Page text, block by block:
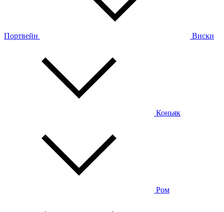
Портвейн Виски
Коньяк
Ром